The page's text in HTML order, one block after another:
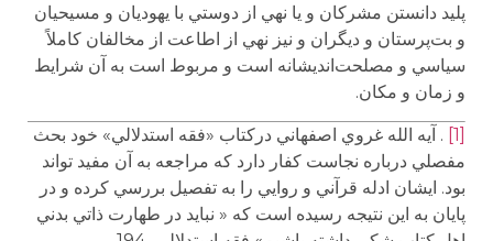
پليد دانستن مشركان و يا نهي از دوستي با يهوديان و مسيحيان
و بت‌پرستان و ديگران و نيز نهي از اطاعت از مخالفان كاملاً
سياسي و مصلحت‌انديشانه است و مربوط است به آن شرايط
و زمان و مكان.
. آيه الله غروي اصفهاني دركتاب «فقه استدلالي» خود بحث
مفصلي درباره نجاست كفار دارد كه مراجعه به آن مفيد تواند
بود. ايشان ادله قرآني و روايي را به تفصيل بررسي كرده و در
پايان به اين نتيجه رسيده است كه « نبايد در طهارت ذاتي بدني